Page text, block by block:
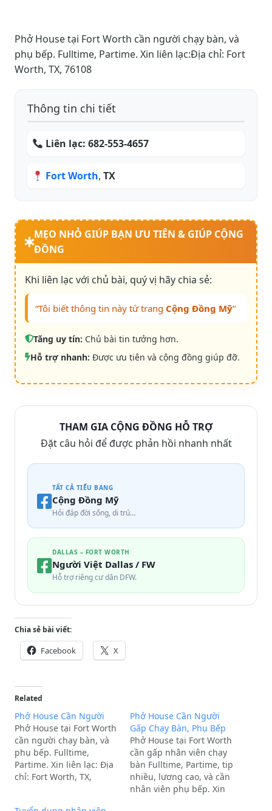
Phở House tại Fort Worth cần người chạy bàn, và
phụ bếp. Fulltime, Partime. Xin liên lạc:Địa chỉ: Fort
Worth, TX, 76108
Thông tin chi tiết
Liên lạc:682-553-4657
Fort Worth,TX
MẸO NHỎ GIÚP BẠN ƯU TIÊN & GIÚP CỘNG
ĐỒNG
Khi liên lạc với chủ bài, quý vị hãy chia sẻ:
“Tôi biết thông tin này từ trang Cộng Đồng Mỹ“
Tăng uy tín: Chủ bài tin tưởng hơn.
Hỗ trợ nhanh: Được ưu tiên và cộng đồng giúp đỡ.
THAM GIA CỘNG ĐỒNG HỖ TRỢ
Đặt câu hỏi để được phản hồi nhanh nhất
TẤT CẢ TIỂU BANG
Cộng Đồng Mỹ
Hỏi đáp đời sống, di trú…
DALLAS – FORT WORTH
Người Việt Dallas / FW
Hỗ trợ riêng cư dân DFW.
Chia sẻ bài viết:
Facebook X
Related
Phở House Cần Người
Phở House tại Fort Worth
cần người chạy bàn, và
phụ bếp. Fulltime,
Partime. Xin liên lạc: Địa
chỉ: Fort Worth, TX,
Phở House Cần Người
Gấp Chạy Bàn, Phụ Bếp
Phở House tại Fort Worth
cần gấp nhân viên chạy
bàn Fulltime, Partime, tip
nhiều, lương cao, và cần
nhân viên phụ bếp. Xin